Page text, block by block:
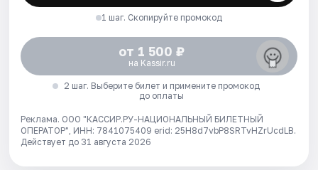
1 шаг. Скопируйте промокод
от 1 500 ₽
на Kassir.ru
2 шаг. Выберите билет и примените промокод
до оплаты
Реклама. ООО "КАССИР.РУ-НАЦИОНАЛЬНЫЙ БИЛЕТНЫЙ
ОПЕРАТОР", ИНН: 7841075409 erid: 25H8d7vbP8SRTvHZrUcdLB.
Действует до 31 августа 2026